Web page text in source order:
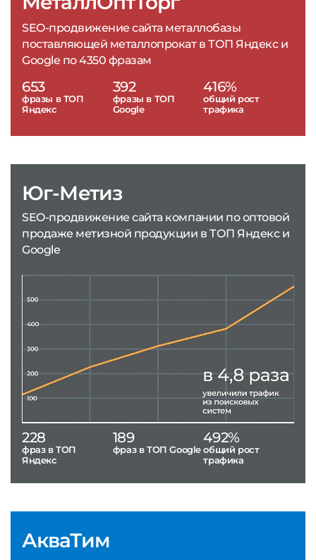
SEO-продвижение сайта металлобазы
поставляющей металлопрокат в ТОП Яндекс и
Google по 4350 фразам
653
фразы в ТОП
Яндекс
392
фразы в ТОП
Google
416%
общий рост
трафика
АкваТим
Юг-Метиз
SEO-продвижение сайта компании по оптовой
продаже метизной продукции в ТОП Яндекс и
Google
228
фраз в ТОП
Яндекс
189
фраз в ТОП Google
492%
общий рост
трафика